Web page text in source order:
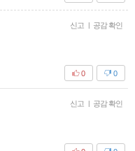
신고 | 공감 확인
0
0
신고 | 공감 확인